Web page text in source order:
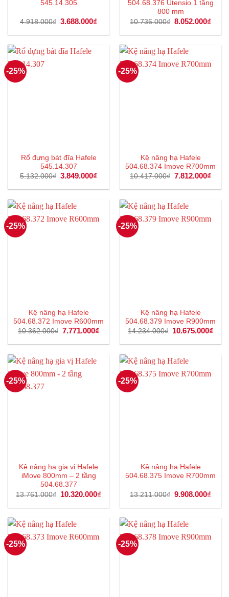
545.14.305
4.918.000₫ Giá
là:
3.688.000₫
tại
3.688.000₫.
504.68.376 Utensio 1 tầng
800 mm
10.736.000₫ Giá
là:
8.052.000₫
tại
-25%
Rổ đựng bát đĩa Hafele
545.14.307
5.132.000₫ Giá
là:
3.849.000₫
tại
3.849.000₫.
-25%
Kệ nâng hạ Hafele
504.68.374 Imove R700mm
10.417.000₫ Giá
là:
7.812.000₫
tại
-25%
Kệ nâng hạ Hafele
504.68.372 Imove R600mm
10.362.000₫ Giá
là:
7.771.000₫
tại
7.771.000₫.
-25%
Kệ nâng hạ Hafele
504.68.379 Imove R900mm
14.234.000₫
Giá
là:
10.675.000₫
tại
-25%
Kệ nâng hạ gia vị Hafele
iMove 800mm – 2 tầng
504.68.377
13.761.000₫
Giá
là:
10.320.000₫
tại
10.320.000₫.
-25%
Kệ nâng hạ Hafele
504.68.375 Imove R700mm
13.211.000₫ Giá
là:
9.908.000₫
tại
-25% -25%